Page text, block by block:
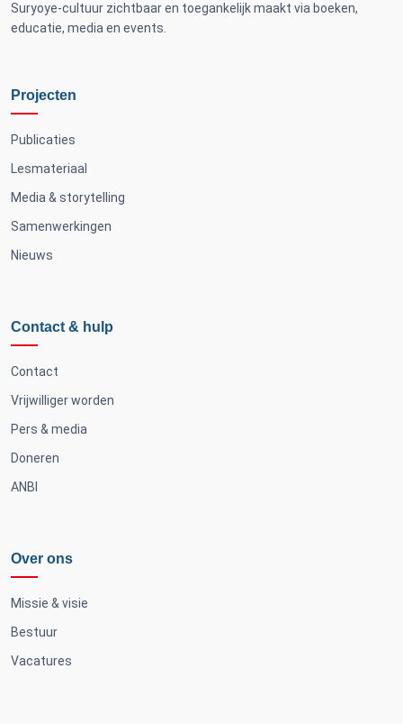
Suryoye-cultuur zichtbaar en toegankelijk maakt via boeken,
educatie, media en events.
Projecten
Publicaties
Lesmateriaal
Media & storytelling
Samenwerkingen
Nieuws
Contact & hulp
Contact
Vrijwilliger worden
Pers & media
Doneren
ANBI
Over ons
Missie & visie
Bestuur
Vacatures